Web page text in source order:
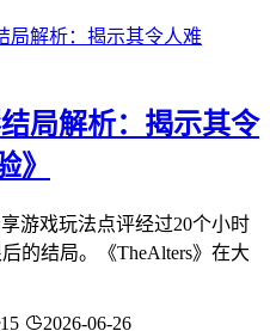
局解析：揭示其令
》
享游戏玩法点评经过20个小时
的结局。《TheAlters》在大
15 2026-06-26